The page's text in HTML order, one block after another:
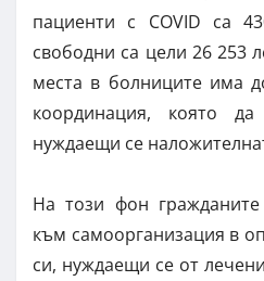
пациенти с COVID са
свободни са цели 26 253
места в болниците има
координация, която
нуждаещи се
На този фон
към самоорганизация в
си, нуждаещи се от